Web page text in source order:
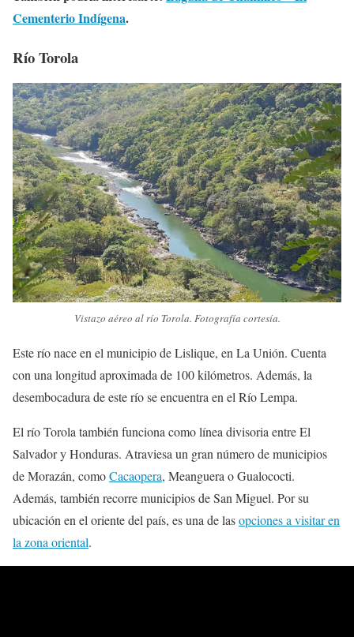
Cementerio Indígena.
Río Torola
Vistazo aéreo al río Torola. Fotografía cortesía.
Este río nace en el municipio de Lislique, en La Unión. Cuenta
con una longitud aproximada de 100 kilómetros. Además, la
desembocadura de este río se encuentra en el Río Lempa.
El río Torola también funciona como línea divisoria entre El
Salvador y Honduras. Atraviesa un gran número de municipios
de Morazán, comoCacaopera, Meanguera o Gualococti.
Además, también recorre municipios de San Miguel. Por su
ubicación en el oriente del país, es una de lasopciones a visitar en
la zona oriental.